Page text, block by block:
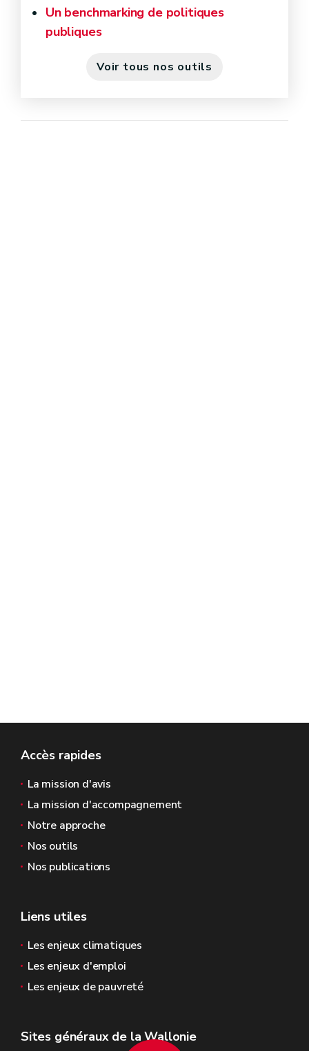
Un benchmarking de politiques
publiques
Voir tous nos outils
Accès rapides
La mission d'avis
La mission d'accompagnement
Notre approche
Nos outils
Nos publications
Liens utiles
Les enjeux climatiques
Les enjeux d'emploi
Les enjeux de pauvreté
Sites généraux de la Wallonie